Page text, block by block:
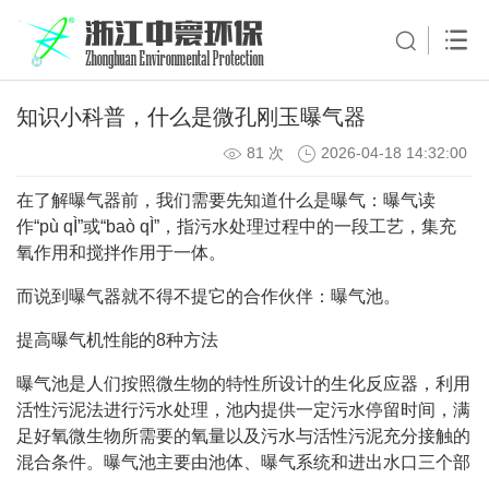
知识小科普，什么是微孔刚玉曝气器
81 次 2026-04-18 14:32:00
在了解曝气器前，我们需要先知道什么是曝气：曝气读
作“pù qÌ”或“baò qÌ”，指污水处理过程中的一段工艺，集充
氧作用和搅拌作用于一体。
而说到曝气器就不得不提它的合作伙伴：曝气池。
提高曝气机性能的8种方法
曝气池是人们按照微生物的特性所设计的生化反应器，利用
活性污泥法进行污水处理，池内提供一定污水停留时间，满
足好氧微生物所需要的氧量以及污水与活性污泥充分接触的
混合条件。曝气池主要由池体、曝气系统和进出水口三个部